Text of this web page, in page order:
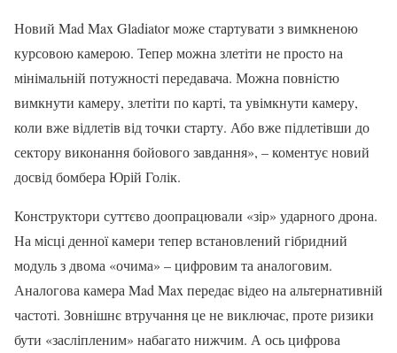
Новий Mad Max Gladiator може стартувати з вимкненою
курсовою камерою. Тепер можна злетіти не просто на
мінімальній потужності передавача. Можна повністю
вимкнути камеру, злетіти по карті, та увімкнути камеру,
коли вже відлетів від точки старту. Або вже підлетівши до
сектору виконання бойового завдання», – коментує новий
досвід бомбера Юрій Голік.
Конструктори суттєво доопрацювали «зір» ударного дрона.
На місці денної камери тепер встановлений гібридний
модуль з двома «очима» – цифровим та аналоговим.
Аналогова камера Mad Max передає відео на альтернативній
частоті. Зовнішнє втручання це не виключає, проте ризики
бути «засліпленим» набагато нижчим. А ось цифрова